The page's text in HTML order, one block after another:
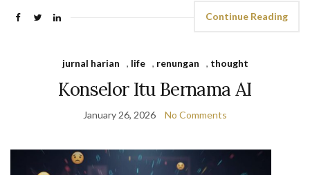
Continue Reading
jurnal harian , life , renungan , thought
Konselor Itu Bernama AI
January 26, 2026 No Comments